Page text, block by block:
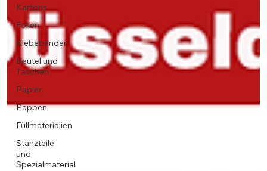
Kartons
Folien
Klebebänder
Beutel und
Taschen
Papier
Pappen
Füllmaterialien
Stanzteile
und
Spezialmaterial